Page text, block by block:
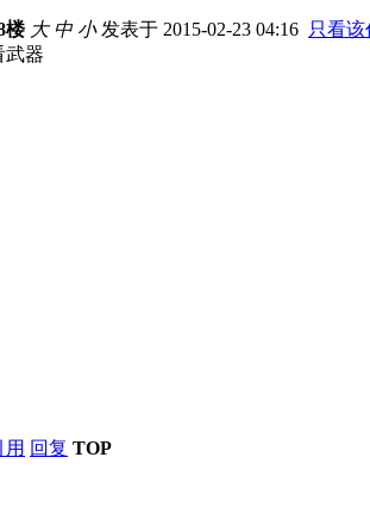
楼 大 中 小发表于 2015-02-23 04:16 只看该
武器
用 回复 TOP